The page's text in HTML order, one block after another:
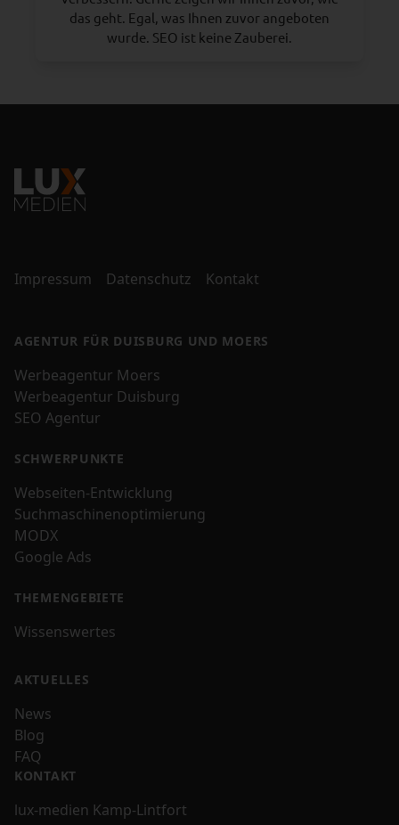
das geht. Egal, was Ihnen zuvor angeboten
wurde. SEO ist keine Zauberei.
Impressum Datenschutz Kontakt
AGENTUR FÜR DUISBURG UND MOERS
Werbeagentur Moers
Werbeagentur Duisburg
SEO Agentur
SCHWERPUNKTE
Webseiten-Entwicklung
Suchmaschinenoptimierung
MODX
Google Ads
THEMENGEBIETE
Wissenswertes
AKTUELLES
News
Blog
FAQ
KONTAKT
lux-medien Kamp-Lintfort